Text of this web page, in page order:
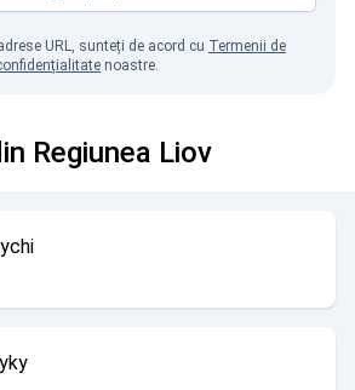
URL, sunteți de acord cu Termenii de
noastre.
Regiunea Liov